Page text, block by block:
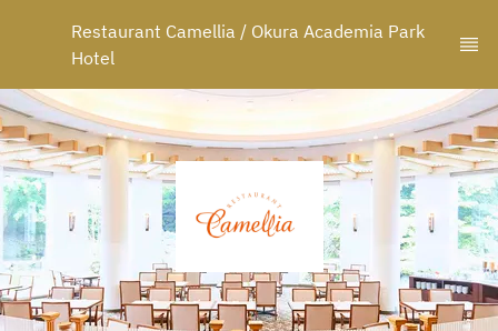
Restaurant Camellia / Okura Academia Park
Hotel